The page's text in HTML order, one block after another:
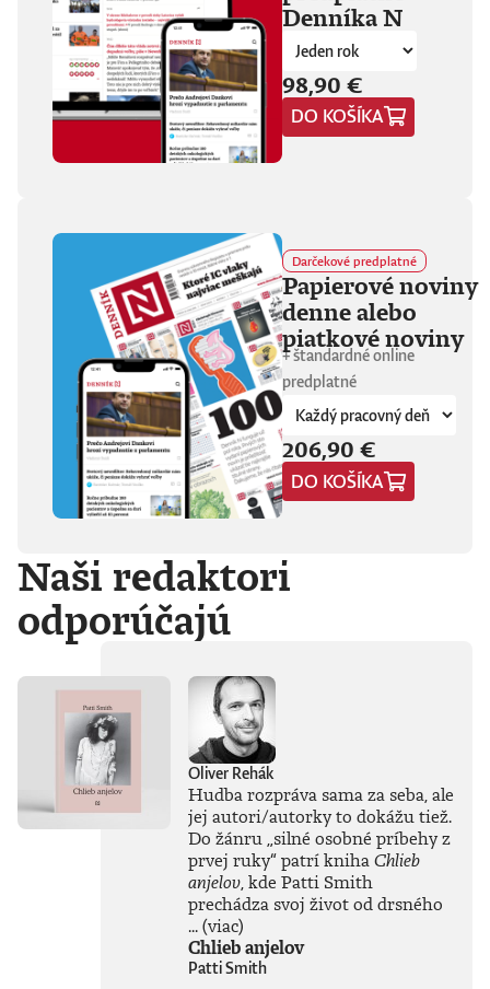
fanúšikovia aj
kritika dávajú palec
hore. Hrá pred
tisíckami ľudí na
festivaloch, vo
vypredaných sálach
aj v malých
punkových
ľudia, ktorí sa
predtým nepoznali,
vedú intenzívny
dialóg o hudbe a
stave sveta. V
štrnástich
tematicky
zameraných
kapitolách príde
okrem iného reč na
punk, trap,
rock’n’roll, Beatles,
Sex Pistols,
Dostojevského,
Hegela, Boha, GG
psychické diagnózy,
lásku, násilie,
rómstvo, working
class, anarchizmus,
okultizmus,
fašizmus, revolúciu,
imagináciu, Garáže,
gitaru, klavír,
mamu, otca aj
brata.Štyri
medzihry vo forme
posluchových
jukeboxov testujú
Denisov hudobný
rozhľad. Body
pozbiera takmer za
všetko.Za rozhovor
s Denisom Bangom
o Beatles, ktorý je
Denníka N
98,90 €
DO KOŠÍKA
Darčekové predplatné
Papierové noviny
denne alebo
piatkové noviny
+ štandardné online
predplatné
206,90 €
DO KOŠÍKA
Naši redaktori
odporúčajú
Oliver Rehák
Hudba rozpráva sama za seba, ale
jej autori/autorky to dokážu tiež.
Do žánru „silné osobné príbehy z
prvej ruky“patrí knihaChlieb
anjelov, kde Patti Smith
prechádza svoj život od drsného
...(viac)
Chlieb anjelov
Patti Smith